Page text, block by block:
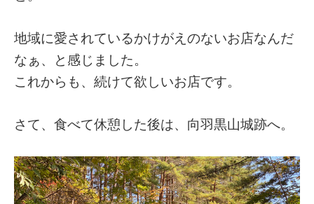
地域に愛されているかけがえのないお店なんだ
なぁ、と感じました。
これからも、続けて欲しいお店です。
さて、食べて休憩した後は、向羽黒山城跡へ。